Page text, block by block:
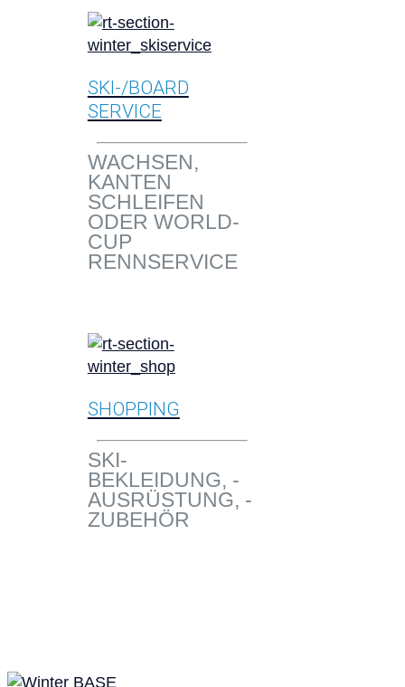
SKI-/BOARD
SERVICE
WACHSEN,
KANTEN
SCHLEIFEN
ODER WORLD-
CUP
RENNSERVICE
SHOPPING
SKI-
BEKLEIDUNG, -
AUSRÜSTUNG, -
ZUBEHÖR